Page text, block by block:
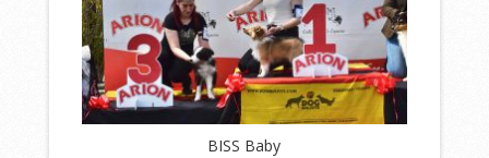
BISS Baby